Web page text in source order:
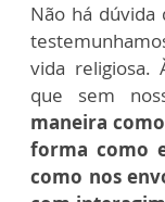
Não há dúvida
vida religiosa.
que sem
maneira
forma como
como nos